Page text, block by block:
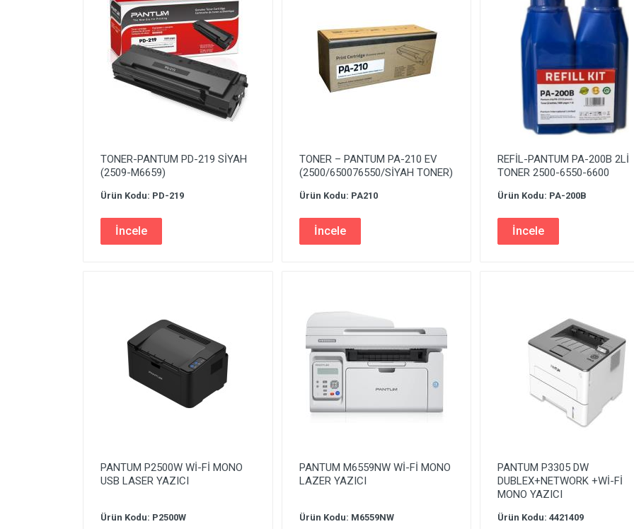
TONER-PANTUM PD-219 SİYAH
(2509-M6659)
Ürün Kodu: PD-219
İncele
TONER – PANTUM PA-210 EV
(2500/650076550/SİYAH TONER)
Ürün Kodu: PA210
İncele
REFİL-PANTUM PA-200B 2Lİ
TONER 2500-6550-6600
Ürün Kodu: PA-200B
İncele
PANTUM P2500W Wİ-Fİ MONO
USB LASER YAZICI
Ürün Kodu: P2500W
PANTUM M6559NW Wİ-Fİ MONO
LAZER YAZICI
Ürün Kodu: M6559NW
PANTUM P3305 DW
DUBLEX+NETWORK +Wİ-Fİ
MONO YAZICI
Ürün Kodu: 4421409